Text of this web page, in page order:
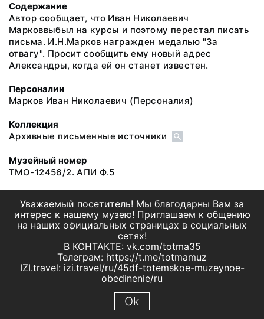
Содержание
Автор сообщает, что Иван Николаевич
Марковвыбыл на курсы и поэтому перестал писать
письма. И.Н.Марков награжден медалью "За
отвагу". Просит сообщить ему новый адрес
Александры, когда ей он станет известен.
Персоналии
Марков Иван Николаевич (Персоналия)
Коллекция
Архивные письменные источники
Музейный номер
ТМО-12456/2. АПИ Ф.5
Уважаемый посетитель! Мы благодарны Вам за
интерес к нашему музею! Приглашаем к общению
на наших официальных страницах в социальных
сетях!
В КОНТАКТЕ: vk.com/totma35
Телеграм: https://t.me/totmamuz
IZI.travel: izi.travel/ru/45df-totemskoe-muzeynoe-
obedinenie/ru
Ok